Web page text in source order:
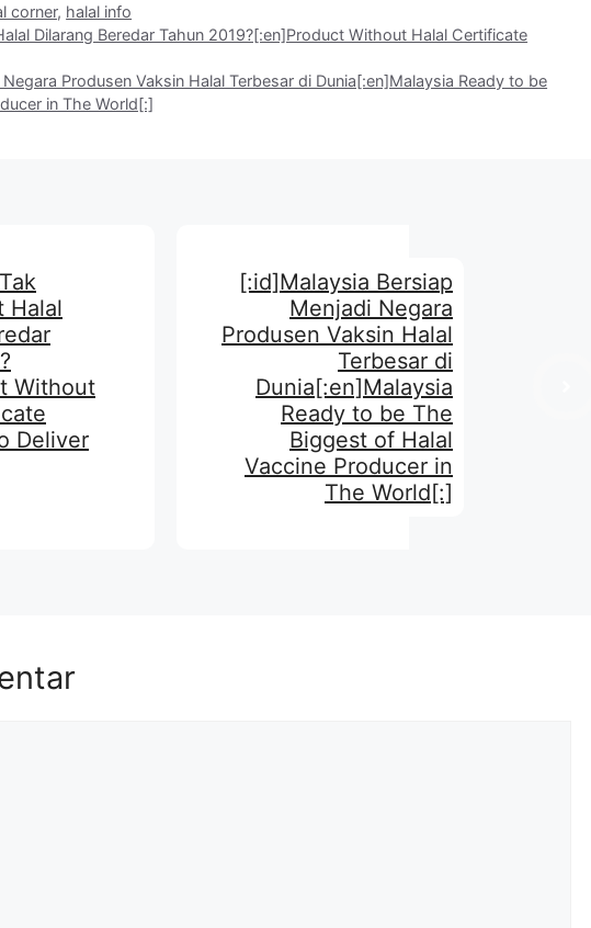
corner, halal info
Dilarang Beredar Tahun 2019?[:en]Product Without Halal Certificate
Produsen Vaksin Halal Terbesar di Dunia[:en]Malaysia Ready to be
in The World[:]
Halal
Without
Deliver
[:id]Malaysia Bersiap
Menjadi Negara
Produsen Vaksin Halal
Terbesar di
Dunia[:en]Malaysia
Ready to be The
Biggest of Halal
Vaccine Producer in
The World[:]